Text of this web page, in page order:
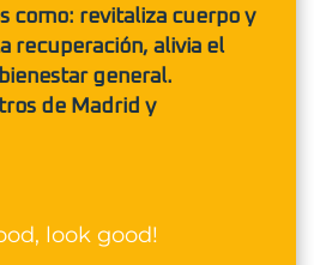
como: revitaliza cuerpo y
recuperación, alivia el
general.
de Madrid y
look good!